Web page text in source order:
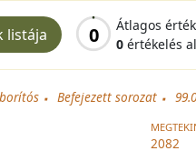
listája 0
Átlagos
0 értékelés
Befejezett sorozat
2082